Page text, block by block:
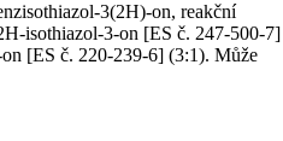
3(2H)-on, reakční
isothiazol-3-on [ES č. 247-500-7]
[ES č. 220-239-6] (3:1). Může